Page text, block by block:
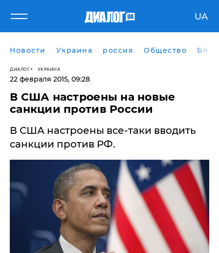
UA
Новости Украина россия Общество
ДИАЛОГ УКРАИНА
22 февраля 2015, 09:28
В США настроены на новые
санкции против России
В США настроены все-таки вводить
санкции против РФ.